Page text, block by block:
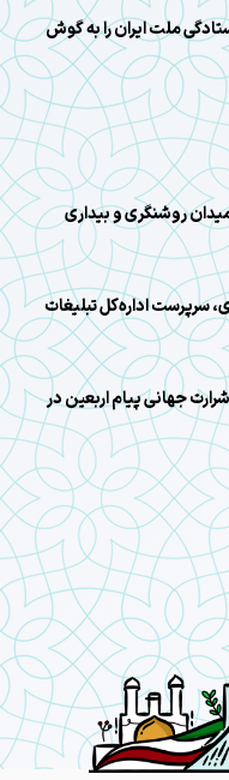
ملت ایران را به گوش
روشنگری و بیداری
سرپرست اداره‌کل تبلیغات
جهانی پیام اربعین در